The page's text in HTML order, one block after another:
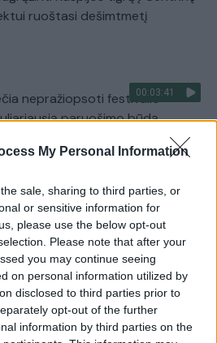
My Personal Information
sale, sharing to third parties, or
or sensitive information for
please use the below opt-out
Please note that after your
you may continue seeing
on personal information utilized by
disclosed to third parties prior to
opt-out of the further
information by third parties on the
ruoštasi dešimtmetį
00:03:41
nepražiopsoti festivalio
paruošimo būdą
Visi įrašai
įrašai
00:00:49
apie iš tėvų paimtus šešis